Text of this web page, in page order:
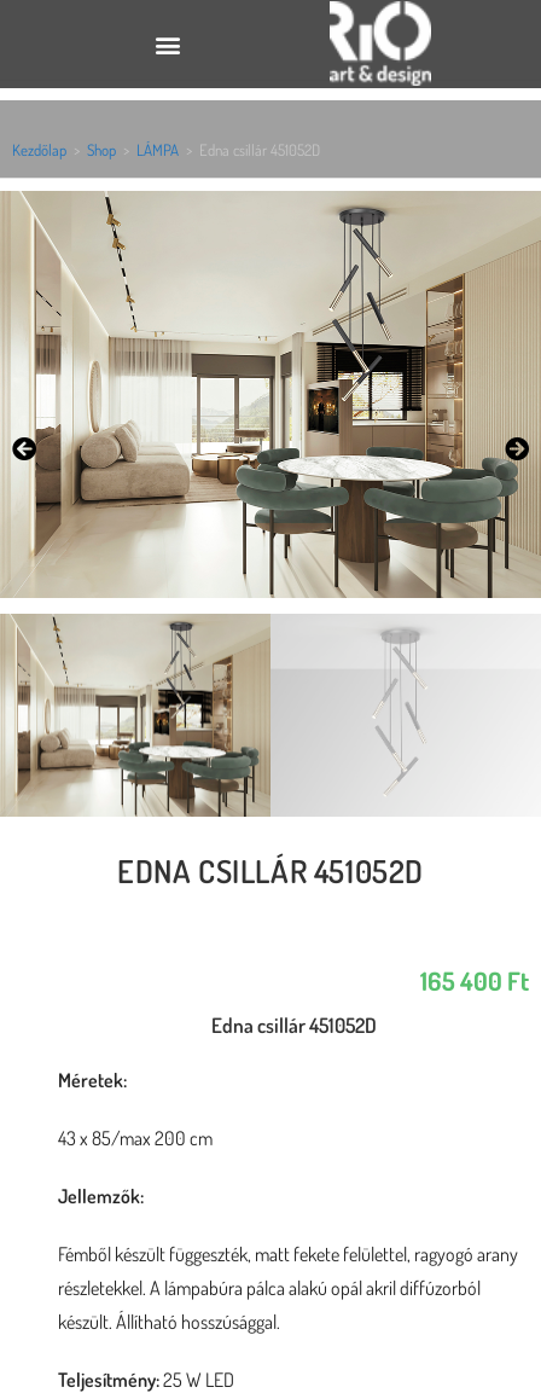
Kezdőlap > Shop > LÁMPA > Edna csillár 451052D
EDNA CSILLÁR 451052D
165 400 Ft
Edna csillár 451052D
Méretek:
43 x 85/max 200 cm
Jellemzők:
Fémből készült függeszték, matt fekete felülettel, ragyogó arany
részletekkel. A lámpabúra pálca alakú opál akril diffúzorból
készült. Állítható hosszúsággal.
Teljesítmény:25 W LED